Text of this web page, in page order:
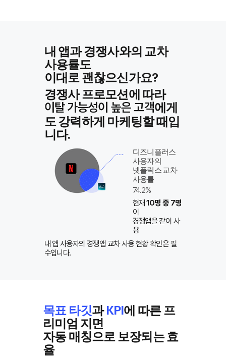
내 앱과 경쟁사와의 교차
사용률도
이대로 괜찮으신가요?
경쟁사 프로모션에 따라
이탈 가능성이 높은 고객에게
도 강력하게 마케팅할 때입
니다.
​디즈니플러스
사용자의
넷플릭스 교차
사용률
74.2%
​현재10명 중 7명
이
경쟁앱을 같이 사
용
내 앱 사용자의 경쟁앱 교차 사용 현황 확인은 필
수입니다.
목표 타깃과KPI에 따른 프
리미엄 지면
자동 매칭으로 보장되는 효
율